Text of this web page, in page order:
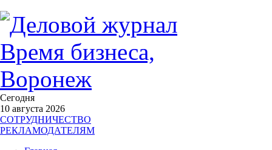
Сегодня
10 августа 2026
СОТРУДНИЧЕСТВО
РЕКЛАМОДАТЕЛЯМ